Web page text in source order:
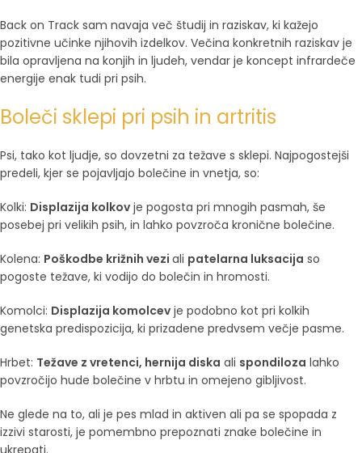
Back on Track sam navaja več študij in raziskav, ki kažejo
pozitivne učinke njihovih izdelkov. Večina konkretnih raziskav je
bila opravljena na konjih in ljudeh, vendar je koncept infrardeče
energije enak tudi pri psih.
Boleči sklepi pri psih in artritis
Psi, tako kot ljudje, so dovzetni za težave s sklepi. Najpogostejši
predeli, kjer se pojavljajo bolečine in vnetja, so:
Kolki: Displazija kolkov je pogosta pri mnogih pasmah, še
posebej pri velikih psih, in lahko povzroča kronične bolečine.
Kolena: Poškodbe križnih vezi ali patelarna luksacija so
pogoste težave, ki vodijo do bolečin in hromosti.
Komolci: Displazija komolcev je podobno kot pri kolkih
genetska predispozicija, ki prizadene predvsem večje pasme.
Hrbet: Težave z vretenci, hernija diska ali spondiloza lahko
povzročijo hude bolečine v hrbtu in omejeno gibljivost.
Ne glede na to, ali je pes mlad in aktiven ali pa se spopada z
izzivi starosti, je pomembno prepoznati znake bolečine in
ukrepati.